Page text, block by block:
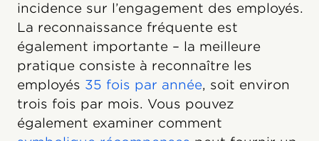
incidence sur l’engagement des employés.
La reconnaissance fréquente est
également importante – la meilleure
pratique consiste à reconnaître les
employés 35 fois par année, soit environ
trois fois par mois. Vous pouvez
également examiner comment